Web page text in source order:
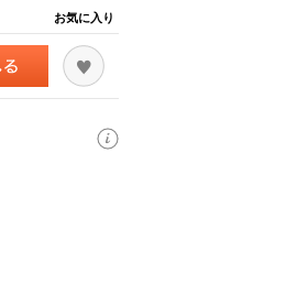
お気に入り